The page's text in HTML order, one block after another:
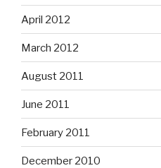
April 2012
March 2012
August 2011
June 2011
February 2011
December 2010